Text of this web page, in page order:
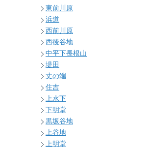
東前川原
浜道
西前川原
西後谷地
中平下長根山
堤田
丈の端
住吉
上水下
下明堂
黒坂谷地
上谷地
上明堂